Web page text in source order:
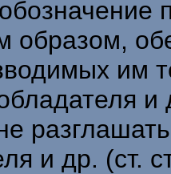
образом,
им
и др. (ст.